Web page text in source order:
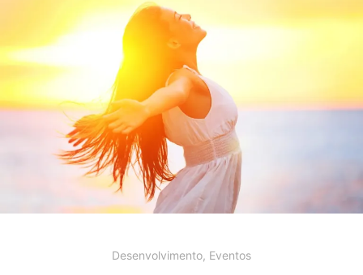
Desenvolvimento, Eventos